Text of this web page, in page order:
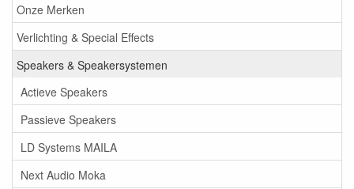
Onze Merken
Verlichting & Special Effects
Speakers & Speakersystemen
Actieve Speakers
Passieve Speakers
LD Systems MAILA
Next Audio Moka